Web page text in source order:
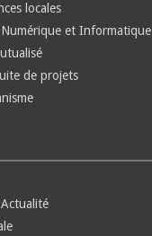
locales
et Informatique
de projets